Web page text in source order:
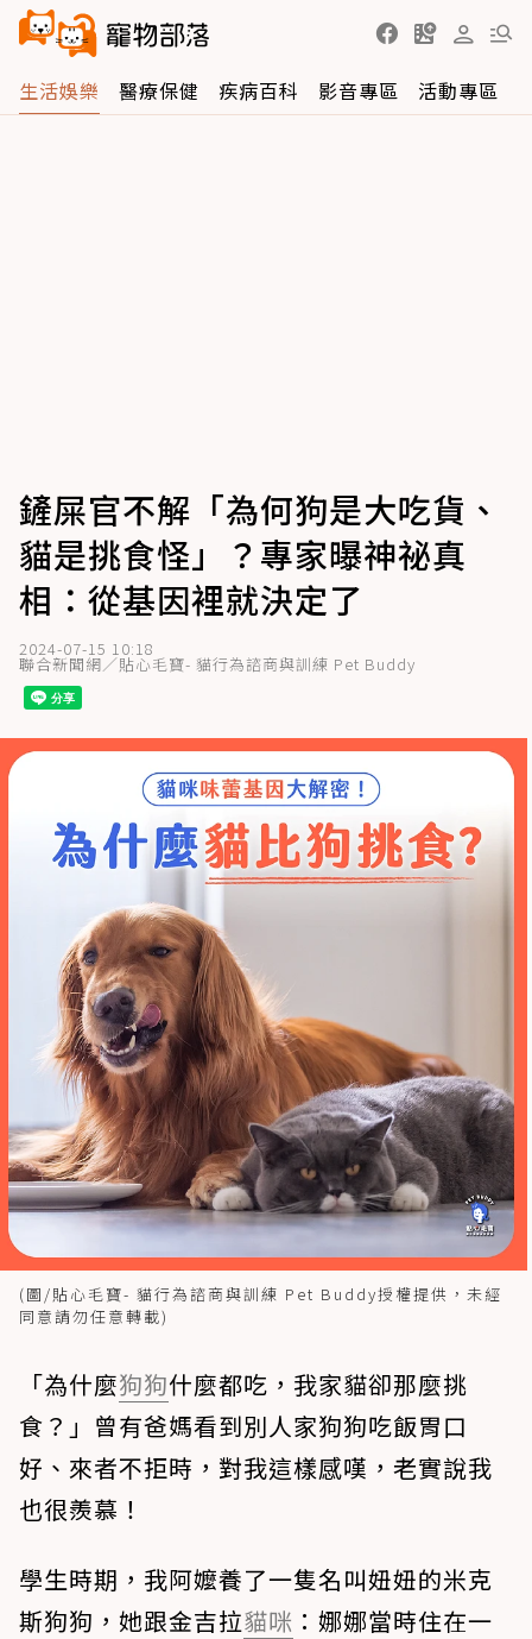
生活娛樂 醫療保健 疾病百科 影音專區 活動專區
鏟屎官不解「為何狗是大吃貨、
貓是挑食怪」？專家曝神祕真
相：從基因裡就決定了
2024-07-15 10:18
聯合新聞網／貼心毛寶- 貓行為諮商與訓練 Pet Buddy
(圖/貼心毛寶- 貓行為諮商與訓練 Pet Buddy授權提供，未經
同意請勿任意轉載)
「為什麼狗狗什麼都吃，我家貓卻那麼挑
食？」曾有爸媽看到別人家狗狗吃飯胃口
好、來者不拒時，對我這樣感嘆，老實說我
也很羨慕！
學生時期，我阿嬤養了一隻名叫妞妞的米克
斯狗狗，她跟金吉拉貓咪 ：娜娜當時住在一